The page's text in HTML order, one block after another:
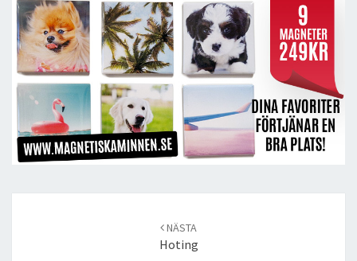
NÄSTA
Hoting